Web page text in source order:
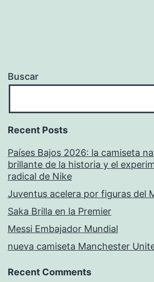
Buscar
Recent Posts
Países Bajos 2026: la camiseta
brillante de la historia y el
radical de Nike
Juventus acelera por figuras del
Saka Brilla en la Premier
Messi Embajador Mundial
nueva camiseta Manchester
Recent Comments